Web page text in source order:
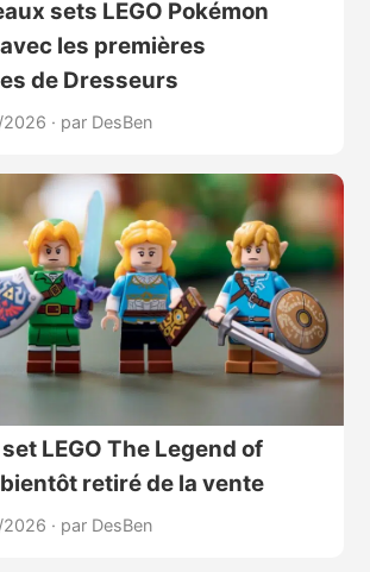
sets LEGO Pokémon
les premières
de Dresseurs
2026 · par DesBen
LEGO The Legend of
retiré de la vente
2026 · par DesBen